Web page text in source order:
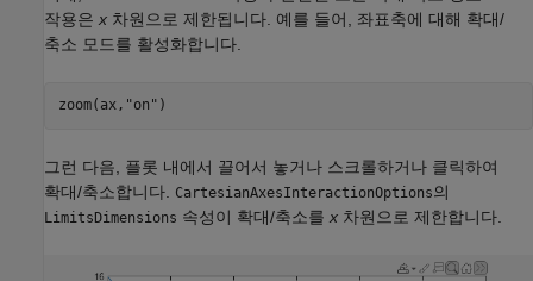
작용은 x 차원으로 제한됩니다. 예를 들어, 좌표축에 대해 확대/
축소 모드를 활성화합니다.
zoom(ax, "on"
그런 다음, 플롯 내에서 끌어서 놓거나 스크롤하거나 클릭하여
확대/축소합니다.
CartesianAxesInteractionOptions의
LimitsDimensions 속성이 확대/축소를 x 차원으로 제한합니다.